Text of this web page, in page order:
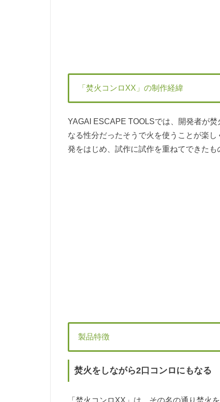
「焚火コンロXX」の制作経緯
YAGAI ESCAPE TOOLSでは、開発者が
なる性分だったそうで火を使うことが楽
発をはじめ、試作に試作を重ねてできたも
製品特徴
焚火をしながら2口コンロにもなる
「焚火コンロXX」は、その名の通り焚火